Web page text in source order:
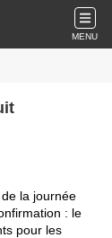
MENU
la journée
: le
pour les